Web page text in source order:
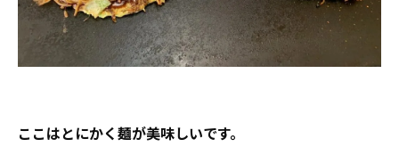
ここはとにかく麺が美味しいです。